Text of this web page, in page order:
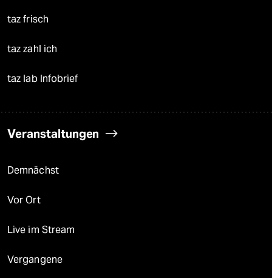
taz frisch
taz zahl ich
taz lab Infobrief
Veranstaltungen
Demnächst
Vor Ort
Live im Stream
Vergangene